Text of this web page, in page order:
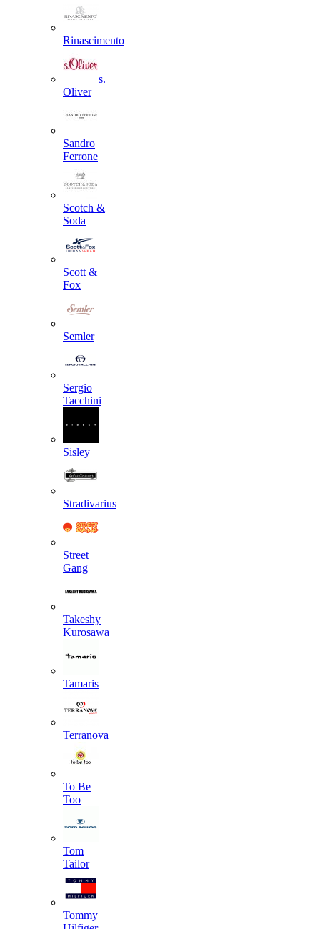
Rinascimento
s.
Oliver
Sandro
Ferrone
Scotch &
Soda
Scott &
Fox
Semler
Sergio
Tacchini
Sisley
Stradivarius
Street
Gang
Takeshy
Kurosawa
Tamaris
Terranova
To Be
Too
Tom
Tailor
Tommy